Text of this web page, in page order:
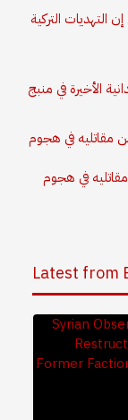
التركية
الأخيرة في منبج
في هجوم
Latest from